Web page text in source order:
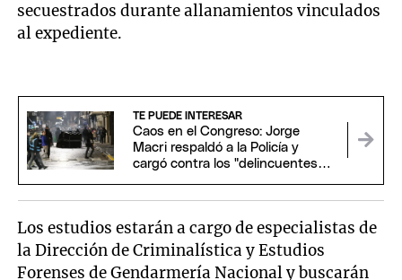
secuestrados durante allanamientos vinculados
al expediente.
TE PUEDE INTERESAR
Caos en el Congreso: Jorge
Macri respaldó a la Policía y
cargó contra los "delincuentes
Los estudios estarán a cargo de especialistas de
la Dirección de Criminalística y Estudios
Forenses de Gendarmería Nacional y buscarán